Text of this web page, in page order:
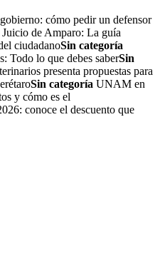
cómo pedir un defensor
Juicio de Amparo: La guía
ciudadanoSin categoría
Todo lo que debes saberSin
presenta propuestas para
Sin categoría UNAM en
y cómo es el
conoce el descuento que